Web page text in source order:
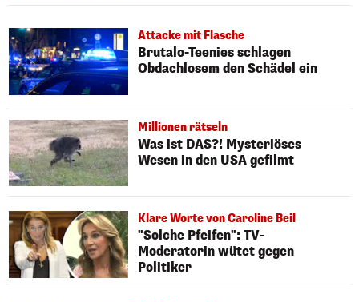
Attacke mit Flasche
Brutalo-Teenies schlagen
Obdachlosem den Schädel ein
Millionen rätseln
Was ist DAS?! Mysteriöses
Wesen in den USA gefilmt
Klare Worte von Caroline Beil
"Solche Pfeifen": TV-
Moderatorin wütet gegen
Politiker